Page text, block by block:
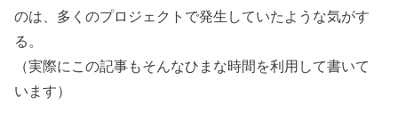
のは、多くのプロジェクトで発生していたような気がす
る。
（実際にこの記事もそんなひまな時間を利用して書いて
います）